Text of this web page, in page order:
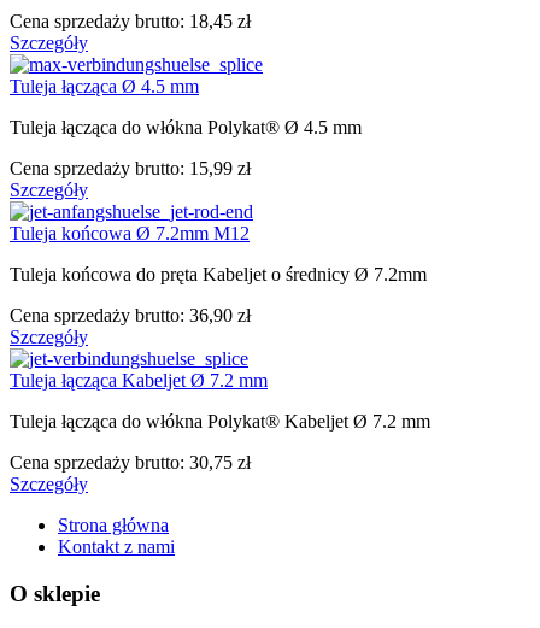
Cena sprzedaży brutto: 18,45 zł
Szczegóły
Tuleja łącząca Ø 4.5 mm
Tuleja łącząca do włókna Polykat® Ø 4.5 mm
Cena sprzedaży brutto: 15,99 zł
Szczegóły
Tuleja końcowa Ø 7.2mm M12
Tuleja końcowa do pręta Kabeljet o średnicy Ø 7.2mm
Cena sprzedaży brutto: 36,90 zł
Szczegóły
Tuleja łącząca Kabeljet Ø 7.2 mm
Tuleja łącząca do włókna Polykat® Kabeljet Ø 7.2 mm
Cena sprzedaży brutto: 30,75 zł
Szczegóły
Strona główna
Kontakt z nami
O sklepie